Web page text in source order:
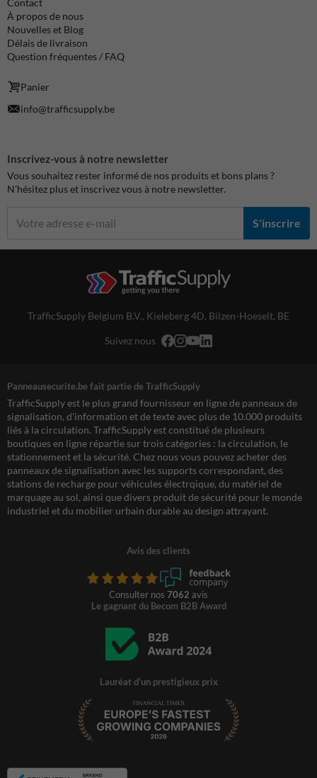
À propos de nous
Nouvelles et Blog
Délais de livraison
Question fréquentes / FAQ
Panier
info@trafficsupply.be
Inscrivez-vous à notre newsletter
Vous souhaitez rester informé de nos produits et bons plans ?
N'hésitez plus et inscrivez vous à notre newsletter.
S'inscrire
TrafficSupply Belgium B.V., Kieleberg 4D, Bilzen-Hoeselt, BE
Suivez nous
Panneausecurite.be fait partie de TrafficSupply
TrafficSupply est le plus grand fournisseur en ligne de panneaux de
signalisation, d'information et de texte avec plus de 10.000 produits
liés à la circulation. TrafficSupply est constitué de plusieurs
boutiques en ligne répartie sur trois catégories : la circulation, le
stationnement et la sécurité. Chez nous vous pouvez acheter des
panneaux de signalisation avec les supports correspondant, des
stations de recharge pour véhicules électrqique, du matériel de
marquage au sol, ainsi que divers produit de sécurité pour le monde
industriel et du mobilier urbain durable au design attrayant.
Avis des clients
Consulter nos 7062 avis
Le gagnant du Becom B2B Award
Lauréat d'un prestigieux prix